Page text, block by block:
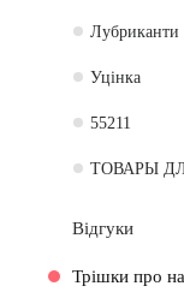
Лубриканти
Уцінка
55211
ТОВАРЫ
Відгуки
Трішки про